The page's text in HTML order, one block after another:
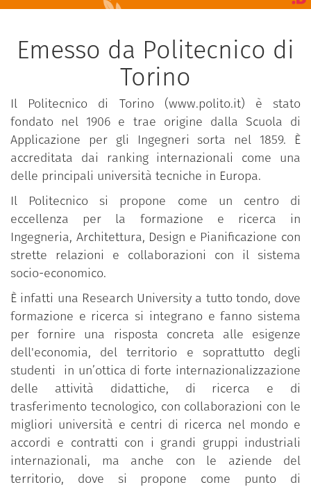
Emesso da Politecnico di
Torino
Il Politecnico di Torino (www.polito.it) è stato
fondato nel 1906 e trae origine dalla Scuola di
Applicazione per gli Ingegneri sorta nel 1859. È
accreditata dai ranking internazionali come una
delle principali università tecniche in Europa.
Il Politecnico si propone come un centro di
eccellenza per la formazione e ricerca in
Ingegneria, Architettura, Design e Pianificazione con
strette relazioni e collaborazioni con il sistema
socio-economico.
È infatti una Research University a tutto tondo, dove
formazione e ricerca si integrano e fanno sistema
per fornire una risposta concreta alle esigenze
dell'economia, del territorio e soprattutto degli
studenti in un’ottica di forte internazionalizzazione
delle attività didattiche, di ricerca e di
trasferimento tecnologico, con collaborazioni con le
migliori università e centri di ricerca nel mondo e
accordi e contratti con i grandi gruppi industriali
internazionali, ma anche con le aziende del
territorio, dove si propone come punto di